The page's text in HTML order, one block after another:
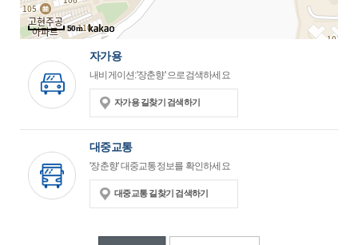
50m
자가용
내비게이션:'장춘향' 으로검색하세요
자가용 길찾기 검색하기
대중교통
'장춘향' 대중교통정보를 확인하세요
대중교통 길찾기 검색하기